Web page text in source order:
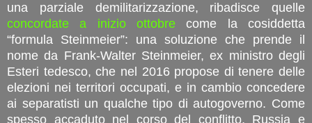
una parziale demilitarizzazione, ribadisce quelle
concordate a inizio ottobre come la cosiddetta
“formula Steinmeier”: una soluzione che prende il
nome da Frank-Walter Steinmeier, ex ministro degli
Esteri tedesco, che nel 2016 propose di tenere delle
elezioni nei territori occupati, e in cambio concedere
ai separatisti un qualche tipo di autogoverno. Come
spesso accaduto nel corso del conflitto, Russia e